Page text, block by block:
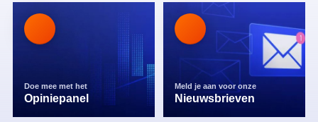
Doe mee met het
Opiniepanel
Meld je aan voor onze
Nieuwsbrieven